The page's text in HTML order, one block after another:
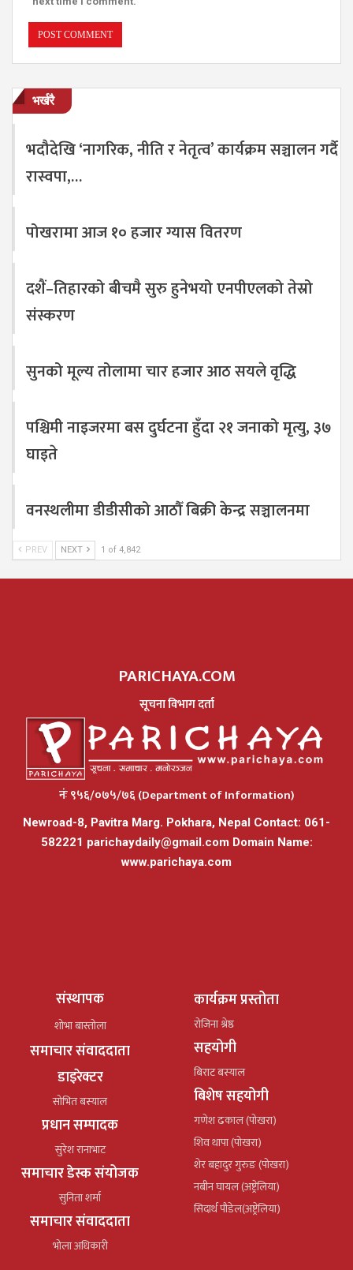
भर्खरै
भदौदेखि ‘नागरिक, नीति र नेतृत्व’ कार्यक्रम सञ्चालन गर्दै
रास्वपा,…
पोखरामा आज १० हजार ग्यास वितरण
दशैं–तिहारको बीचमै सुरु हुनेभयो एनपीएलको तेस्रो
संस्करण
सुनको मूल्य तोलामा चार हजार आठ सयले वृद्धि
पश्चिमी नाइजरमा बस दुर्घटना हुँदा २१ जनाको मृत्यु, ३७
घाइते
वनस्थलीमा डीडीसीको आठौँ बिक्री केन्द्र सञ्चालनमा
PREV NEXT 1 of 4,842
PARICHAYA.COM
सूचना विभाग दर्ता
नंः ९५६/०७५/७६ (Department of Information)
Newroad-8, Pavitra Marg. Pokhara, Nepal Contact: 061-
582221 parichaydaily@gmail.comDomain Name:
www.parichaya.com
संस्थापक
शोभा बास्तोला
समाचार संवाददाता
डाइरेक्टर
सोभित बस्याल
प्रधान सम्पादक
सुरेश रानाभाट
समाचार डेस्क संयोजक
सुनिता शर्मा
समाचार संवाददाता
भोला अधिकारी
कार्यक्रम प्रस्तोता
रोजिना श्रेष्ठ
सहयोगी
बिराट बस्याल
बिशेष सहयोगी
गणेश ढकाल (पोखरा)
शिव थापा (पोखरा)
शेर बहादुर गुरुङ (पोखरा)
नबीन घायल (अष्ट्रेलिया)
सिदार्थ पौडेल(अष्ट्रेलिया)